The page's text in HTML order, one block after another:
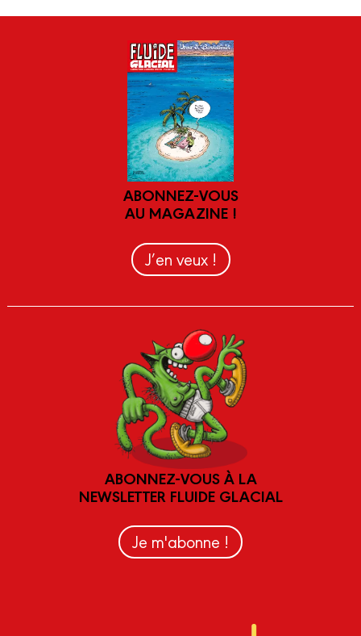
ABONNEZ-VOUS
AU MAGAZINE !
J’en veux !
ABONNEZ-VOUS À LA
NEWSLETTER FLUIDE GLACIAL
Je m'abonne !